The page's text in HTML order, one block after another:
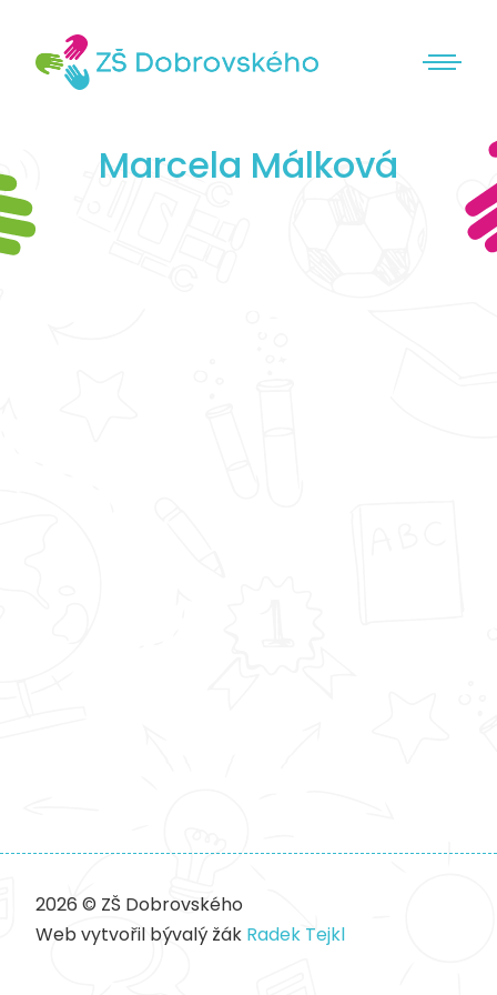
Marcela Málková
2026 © ZŠ Dobrovského
Web vytvořil bývalý žák Radek Tejkl